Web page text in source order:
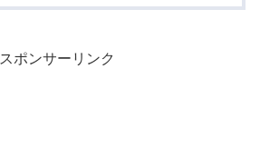
スポンサーリンク